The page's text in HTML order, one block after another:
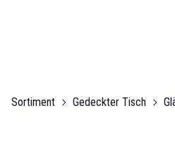
Sortiment Gedeckter Tisch